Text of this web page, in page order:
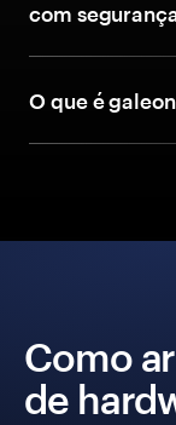
com
O que é
Como
de